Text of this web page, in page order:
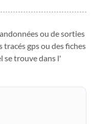
ou de sorties
tracés gps ou des fiches
se trouve dans l'